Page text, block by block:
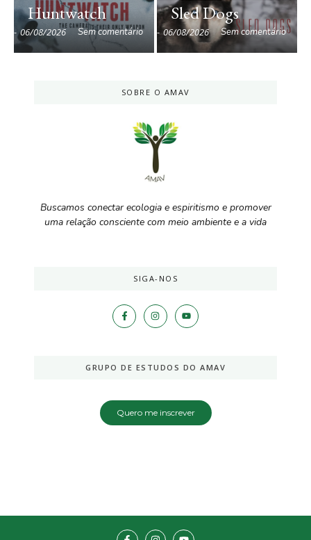
Huntwatch
- 06/08/2026 Sem comentário
Sled Dogs
- 06/08/2026 Sem comentário
SOBRE O AMAV
Buscamos conectar ecologia e espiritismo e promover
uma relação consciente com meio ambiente e a vida
SIGA-NOS
GRUPO DE ESTUDOS DO AMAV
Quero me inscrever